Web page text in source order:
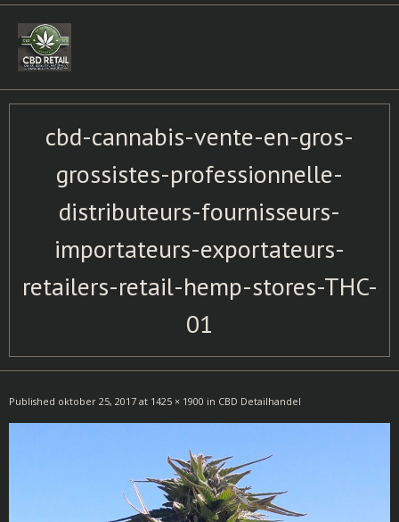
Skip
content
cbd-cannabis-vente-en-gros-
grossistes-professionnelle-
distributeurs-fournisseurs-
importateurs-exportateurs-
retailers-retail-hemp-stores-THC-
01
Published oktober 25, 2017 at 1425 × 1900 in CBD Detailhandel